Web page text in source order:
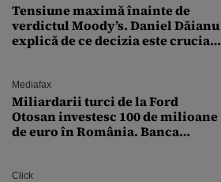
Tensiune maximă înainte de
verdictul Moody’s. Daniel Dăianu
explică de ce decizia este crucială
Mediafax
Miliardarii turci de la Ford
Otosan investesc 100 de milioane
de euro în România. Banca
Click